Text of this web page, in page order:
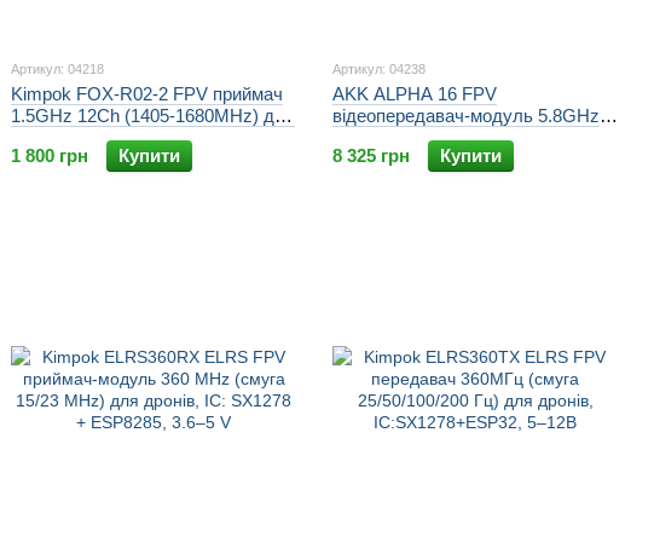
Артикул: 04218
Kimpok FOX-R02-2 FPV приймач
1.5GHz 12Ch (1405-1680MHz) для
авіамоделей та квадрокоптерів,
AV вихід, 12V
1 800 грн Купити
Артикул: 04238
AKK ALPHA 16 FPV
відеопередавач-модуль 5.8GHz
16W (6 рівнів) 96Ch (4900–
6060MHz) для дронів, OSD AV,
8 325 грн Купити